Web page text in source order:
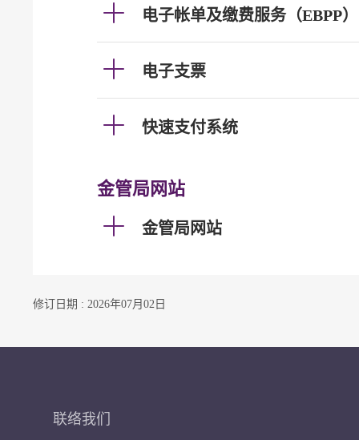
电子帐单及缴费服务（EBPP）
电子支票
快速支付系统
金管局网站
金管局网站
修订日期 : 2026年07月02日
联络我们